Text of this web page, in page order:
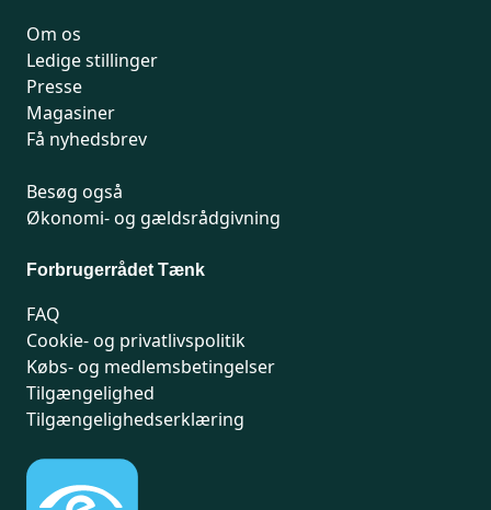
Om os
Ledige stillinger
Presse
Magasiner
Få nyhedsbrev
Besøg også
Økonomi- og gældsrådgivning
Forbrugerrådet Tænk
FAQ
Cookie- og privatlivspolitik
Købs- og medlemsbetingelser
Tilgængelighed
Tilgængelighedserklæring